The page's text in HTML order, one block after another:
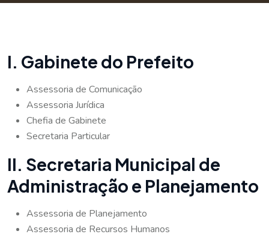
I. Gabinete do Prefeito
Assessoria de Comunicação
Assessoria Jurídica
Chefia de Gabinete
Secretaria Particular
II. Secretaria Municipal de
Administração e Planejamento
Assessoria de Planejamento
Assessoria de Recursos Humanos